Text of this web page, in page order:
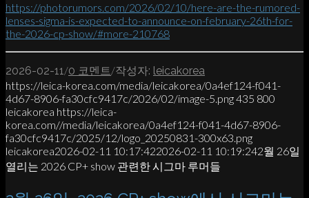
https://photorumors.com/2026/02/10/here-are-the-rumored-
lenses-sigma-is-expected-to-announce-on-february-26th-for-
the-2026-cp-show/#more-210768
2026-02-11/0 코멘트/작성자: leicakorea
https://leica-korea.com/media/leicakorea/0a4ef124-f041-
4d67-8906-fa30cfc9417c/2026/02/image-5.png435 800
leicakorea https://leica-
korea.com//media/leicakorea/0a4ef124-f041-4d67-8906-
fa30cfc9417c/2025/12/logo_20250831-300x63.png
leicakorea2026-02-11 10:17:422026-02-11 10:19:242월 26일
열리는 2026 CP+ show 관련한 시그마 루머들